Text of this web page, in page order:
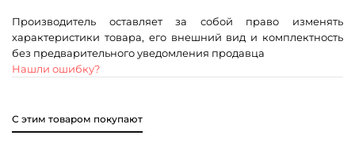
Производитель оставляет за собой право изменять
характеристики товара, его внешний вид и комплектность
без предварительного уведомления продавца
Нашли ошибку?
С этим товаром покупают